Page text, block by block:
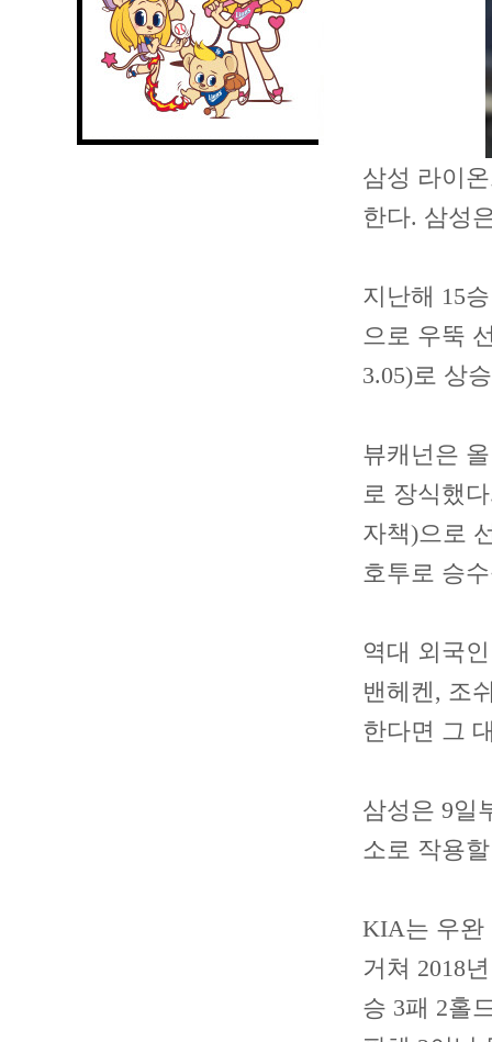
삼성 라이
한다. 삼성
지난해 15
으로 우뚝
3.05)로 상
뷰캐넌은
로 장식했
자책)으로
호투로 승
역대 외국
밴헤켄, 조
한다면 그
삼성은 9일
소로 작용
KIA는 우완
거쳐 2018
승 3패 2홀